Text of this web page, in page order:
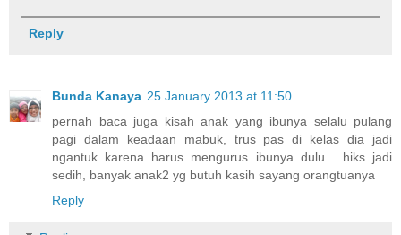
Reply
Bunda Kanaya 25 January 2013 at 11:50
pernah baca juga kisah anak yang ibunya selalu pulang
pagi dalam keadaan mabuk, trus pas di kelas dia jadi
ngantuk karena harus mengurus ibunya dulu... hiks jadi
sedih, banyak anak2 yg butuh kasih sayang orangtuanya
Reply